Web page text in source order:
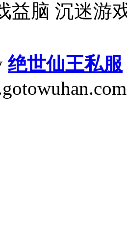
益脑 沉迷游
绝世仙王私服